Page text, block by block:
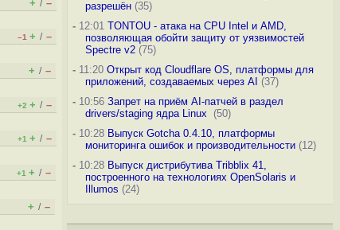
+ / –
–1 + / –
+ / –
+2 + / –
+1 + / –
+1 + / –
+ / –
разрешён(35)
-12:01 TONTOU - атака на CPU Intel и AMD,
позволяющая обойти защиту от уязвимостей
Spectre v2(75)
-11:20 Открыт код Cloudflare OS, платформы для
приложений, создаваемых через AI (37)
-10:56 Запрет на приём AI-патчей в раздел
drivers/staging ядра Linux
(50)
-10:28 Выпуск Gotcha 0.4.10, платформы
мониторинга ошибок и производительности(12)
-10:28 Выпуск дистрибутива Tribblix 41,
построенного на технологиях OpenSolaris и
Illumos (24)